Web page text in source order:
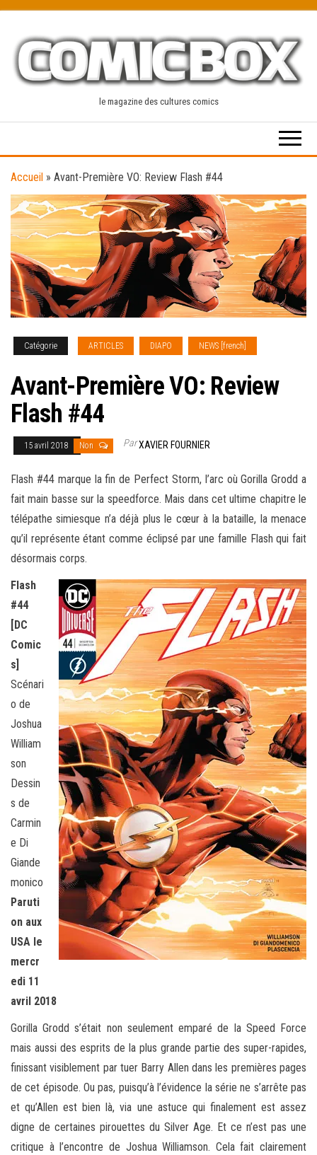
content
le magazine des cultures comics
Accueil » Avant-Première VO: Review Flash #44
Catégorie ARTICLES DIAPO NEWS [french]
Avant-Première VO: Review
Flash #44
15 avril 2018 Non ParXAVIER FOURNIER
Flash #44 marque la fin de Perfect Storm, l’arc où Gorilla Grodd a
fait main basse sur la speedforce. Mais dans cet ultime chapitre le
télépathe simiesque n’a déjà plus le cœur à la bataille, la menace
qu’il représente étant comme éclipsé par une famille Flash qui fait
désormais corps.
Flash
#44
[DC
Comic
s]
Scénari
o de
Joshua
William
son
Dessin
s de
Carmin
e Di
Giande
monico
Paruti
on aux
USA le
mercr
edi 11
avril 2018
Gorilla Grodd s’était non seulement emparé de la Speed Force
mais aussi des esprits de la plus grande partie des super-rapides,
finissant visiblement par tuer Barry Allen dans les premières pages
de cet épisode. Ou pas, puisqu’à l’évidence la série ne s’arrête pas
et qu’Allen est bien là, via une astuce qui finalement est assez
digne de certaines pirouettes du Silver Age. Et ce n’est pas une
critique à l’encontre de Joshua Williamson. Cela fait clairement